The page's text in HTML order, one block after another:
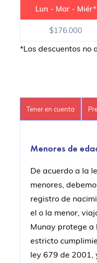
Lun - Mar - Miér*
$176.000
*Los descuentos no
Tener en cuenta
Menores de
De acuerdo a la
menores,
registro de
el o la menor,
Munay protege a
estricto
ley 679 de 2001,